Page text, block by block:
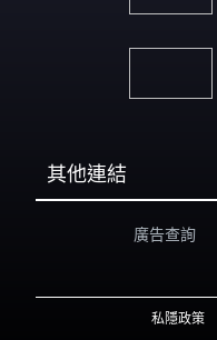
其他連結
廣告查詢
私隱政策